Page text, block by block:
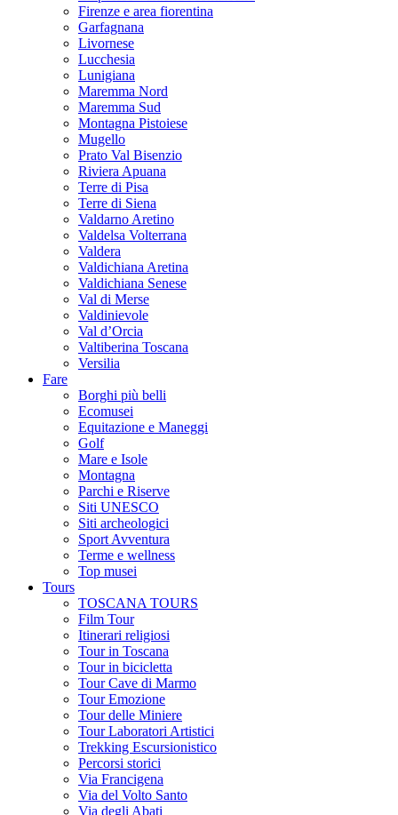
Firenze e area fiorentina
Garfagnana
Livornese
Lucchesia
Lunigiana
Maremma Nord
Maremma Sud
Montagna Pistoiese
Mugello
Prato Val Bisenzio
Riviera Apuana
Terre di Pisa
Terre di Siena
Valdarno Aretino
Valdelsa Volterrana
Valdera
Valdichiana Aretina
Valdichiana Senese
Val di Merse
Valdinievole
Val d’Orcia
Valtiberina Toscana
Versilia
Fare
Borghi più belli
Ecomusei
Equitazione e Maneggi
Golf
Mare e Isole
Montagna
Parchi e Riserve
Siti UNESCO
Siti archeologici
Sport Avventura
Terme e wellness
Top musei
Tours
TOSCANA TOURS
Film Tour
Itinerari religiosi
Tour in Toscana
Tour in bicicletta
Tour Cave di Marmo
Tour Emozione
Tour delle Miniere
Tour Laboratori Artistici
Trekking Escursionistico
Percorsi storici
Via Francigena
Via del Volto Santo
Via degli Abati